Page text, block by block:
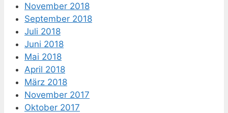
November 2018
September 2018
Juli 2018
Juni 2018
Mai 2018
April 2018
März 2018
November 2017
Oktober 2017